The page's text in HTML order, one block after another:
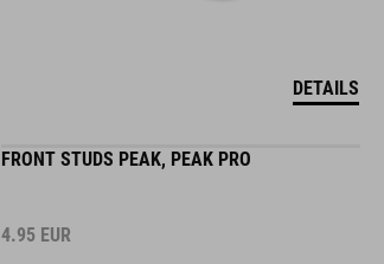
DETAILS
FRONT STUDS PEAK, PEAK PRO
4.95 EUR